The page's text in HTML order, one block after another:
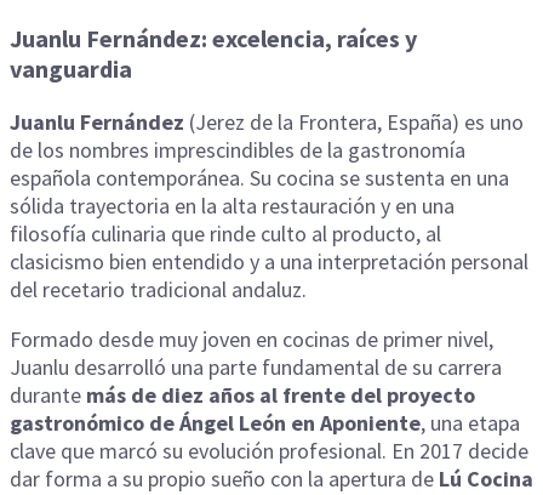
Juanlu Fernández: excelencia, raíces y
vanguardia
Juanlu Fernández (Jerez de la Frontera, España) es uno
de los nombres imprescindibles de la gastronomía
española contemporánea. Su cocina se sustenta en una
sólida trayectoria en la alta restauración y en una
filosofía culinaria que rinde culto al producto, al
clasicismo bien entendido y a una interpretación personal
del recetario tradicional andaluz.
Formado desde muy joven en cocinas de primer nivel,
Juanlu desarrolló una parte fundamental de su carrera
durante más de diez años al frente del proyecto
gastronómico de Ángel León en Aponiente, una etapa
clave que marcó su evolución profesional. En 2017 decide
dar forma a su propio sueño con la apertura de Lú Cocina